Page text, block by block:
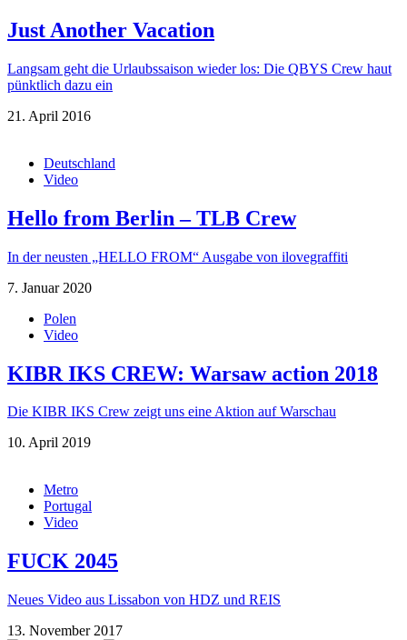
Just Another Vacation
Langsam geht die Urlaubssaison wieder los: Die QBYS Crew haut
pünktlich dazu ein
21. April 2016
Deutschland
Video
Hello from Berlin – TLB Crew
In der neusten „HELLO FROM“ Ausgabe von ilovegraffiti
7. Januar 2020
Polen
Video
KIBR IKS CREW: Warsaw action 2018
Die KIBR IKS Crew zeigt uns eine Aktion auf Warschau
10. April 2019
Metro
Portugal
Video
FUCK 2045
Neues Video aus Lissabon von HDZ und REIS
13. November 2017